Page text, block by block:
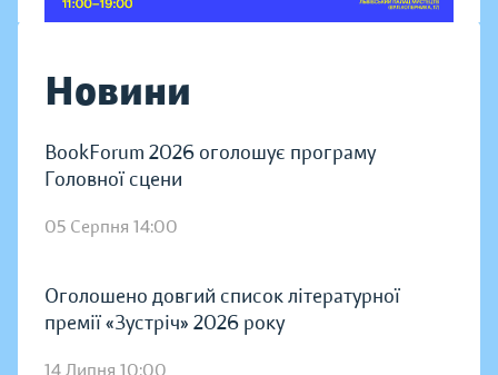
Новини
BookForum 2026 оголошує програму
Головної сцени
05 Серпня 14:00
Оголошено довгий список літературної
премії «Зустріч» 2026 року